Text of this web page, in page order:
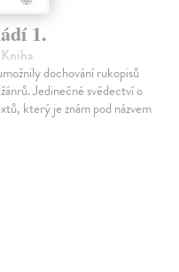
1.
dochování rukopisů
Jedinečné svědectví o
který je znám pod názvem